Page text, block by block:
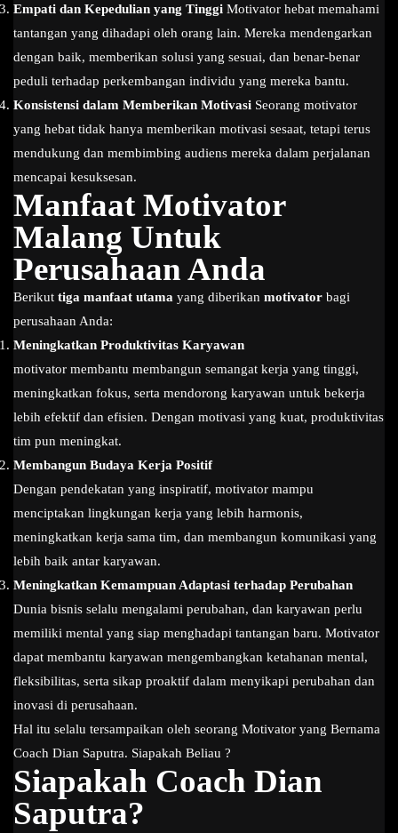
Empati dan Kepedulian yang Tinggi Motivator hebat memahami
tantangan yang dihadapi oleh orang lain. Mereka mendengarkan
dengan baik, memberikan solusi yang sesuai, dan benar-benar
peduli terhadap perkembangan individu yang mereka bantu.
Konsistensi dalam Memberikan Motivasi Seorang motivator
yang hebat tidak hanya memberikan motivasi sesaat, tetapi terus
mendukung dan membimbing audiens mereka dalam perjalanan
mencapai kesuksesan.
Manfaat Motivator
Malang Untuk
Perusahaan Anda
Berikut tiga manfaat utama yang diberikan motivator bagi
perusahaan Anda:
Meningkatkan Produktivitas Karyawan
motivator membantu membangun semangat kerja yang tinggi,
meningkatkan fokus, serta mendorong karyawan untuk bekerja
lebih efektif dan efisien. Dengan motivasi yang kuat, produktivitas
tim pun meningkat.
Membangun Budaya Kerja Positif
Dengan pendekatan yang inspiratif, motivator mampu
menciptakan lingkungan kerja yang lebih harmonis,
meningkatkan kerja sama tim, dan membangun komunikasi yang
lebih baik antar karyawan.
Meningkatkan Kemampuan Adaptasi terhadap Perubahan
Dunia bisnis selalu mengalami perubahan, dan karyawan perlu
memiliki mental yang siap menghadapi tantangan baru. Motivator
dapat membantu karyawan mengembangkan ketahanan mental,
fleksibilitas, serta sikap proaktif dalam menyikapi perubahan dan
inovasi di perusahaan.
Hal itu selalu tersampaikan oleh seorang Motivator yang Bernama
Coach Dian Saputra. Siapakah Beliau ?
Siapakah Coach Dian
Saputra?